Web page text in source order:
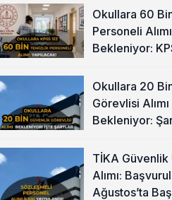
Okullara 60
Personeli Alımı
Bekleniyor:
Okullara 20
Görevlisi Alımı
Bekleniyor:
TİKA Güvenlik
Alımı:
Ağustos’ta